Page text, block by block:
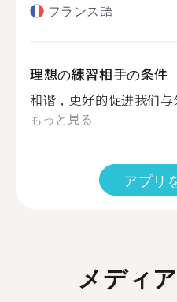
フランス語
理想の練習相手の条件
和谐，更好的促进我们
もっと見る
アプリ
メディ